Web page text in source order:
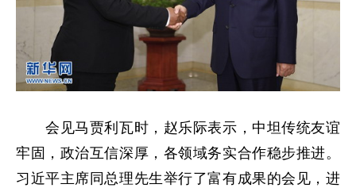
会见马贾利瓦时，赵乐际表示，中坦传统友谊
牢固，政治互信深厚，各领域务实合作稳步推进。
习近平主席同总理先生举行了富有成果的会见，进